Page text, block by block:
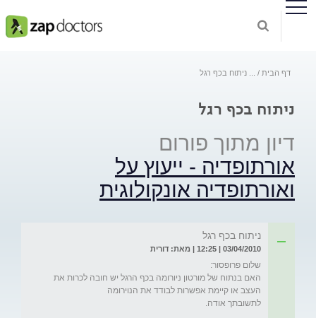
דף הבית ניתוח בכף רגל
ניתוח בכף רגל
דיון מתוך פורום
אורתופדיה - ייעוץ על
ואורתופדיה אונקולוגית
ניתוח בכף רגל
03/04/2010 | 12:25 | מאת: דורית
האם בנתוח של מורטון ניורומה בכף הרגל יש חובה לכרות את
לתשובתך אודה.